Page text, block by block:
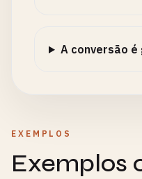
A conversão
EXEMPLOS
Exemplos